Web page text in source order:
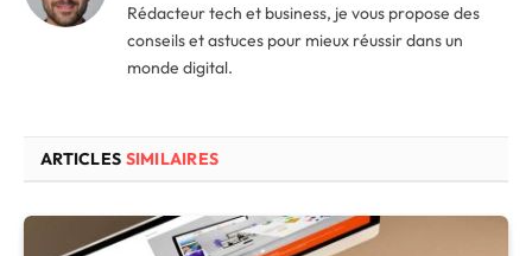
Rédacteur tech et business, je vous propose des
conseils et astuces pour mieux réussir dans un
monde digital.
ARTICLES SIMILAIRES